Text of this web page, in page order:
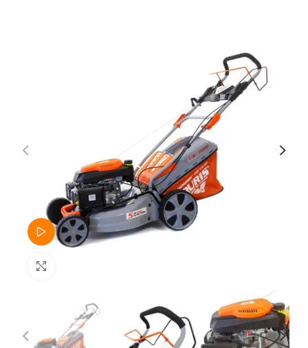
Watch video